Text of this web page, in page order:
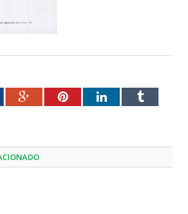
Google+PinterestLinkedInTumblr